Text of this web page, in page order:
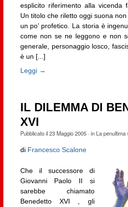
esplicito riferimento alla vicenda
Un titolo che riletto oggi suona
un po’ profetico. La storia è
come non se ne leggono e non
generale, personaggio losco,
è un [...]
Leggi →
IL DILEMMA DI
XVI
Pubblicato il23 Maggio 2005· in La penultima
di Francesco Scalone
Che il successore di
Giovanni Paolo II si
sarebbe chiamato
Benedetto XVI , gli